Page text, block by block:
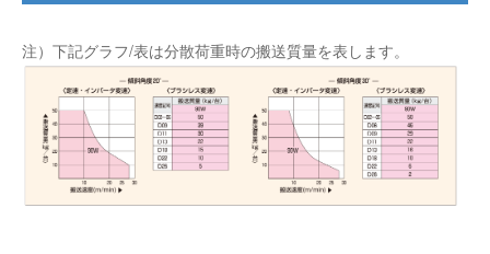
注）下記グラフ/表は分散荷重時の搬送質量を表します。